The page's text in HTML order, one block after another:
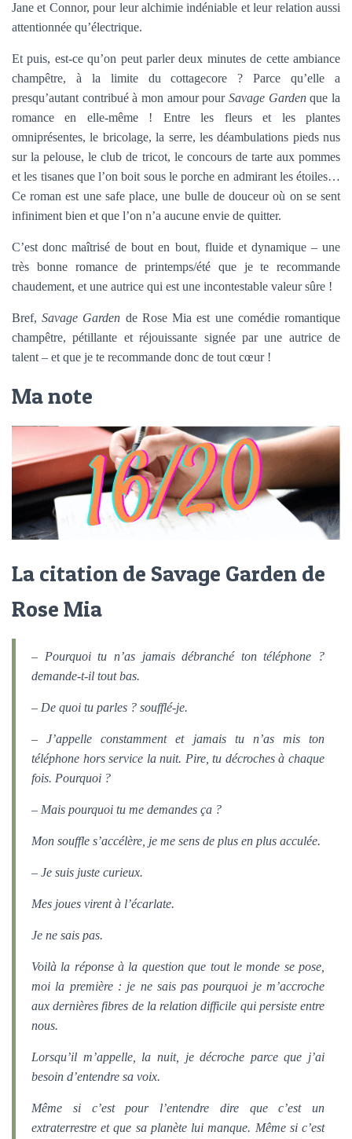
Jane et Connor, pour leur alchimie indéniable et leur relation aussi
attentionnée qu’électrique.
Et puis, est-ce qu’on peut parler deux minutes de cette ambiance
champêtre, à la limite du cottagecore ? Parce qu’elle a
presqu’autant contribué à mon amour pour Savage Gardenque la
romance en elle-même ! Entre les fleurs et les plantes
omniprésentes, le bricolage, la serre, les déambulations pieds nus
sur la pelouse, le club de tricot, le concours de tarte aux pommes
et les tisanes que l’on boit sous le porche en admirant les étoiles…
Ce roman est une safe place, une bulle de douceur où on se sent
infiniment bien et que l’on n’a aucune envie de quitter.
C’est donc maîtrisé de bout en bout, fluide et dynamique – une
très bonne romance de printemps/été que je te recommande
chaudement, et une autrice qui est une incontestable valeur sûre !
Bref,Savage Garden de Rose Mia est une comédie romantique
champêtre, pétillante et réjouissante signée par une autrice de
talent – et que je te recommande donc de tout cœur !
Ma note
La citation de Savage Garden de
Rose Mia
– Pourquoi tu n’as jamais débranché ton téléphone ?
demande-t-il tout bas.
– De quoi tu parles ? soufflé-je.
– J’appelle constamment et jamais tu n’as mis ton
téléphone hors service la nuit. Pire, tu décroches à chaque
fois. Pourquoi ?
– Mais pourquoi tu me demandes ça ?
Mon souffle s’accélère, je me sens de plus en plus acculée.
– Je suis juste curieux.
Mes joues virent à l’écarlate.
Je ne sais pas.
Voilà la réponse à la question que tout le monde se pose,
moi la première : je ne sais pas pourquoi je m’accroche
aux dernières fibres de la relation difficile qui persiste entre
nous.
Lorsqu’il m’appelle, la nuit, je décroche parce que j’ai
besoin d’entendre sa voix.
Même si c’est pour l’entendre dire que c’est un
extraterrestre et que sa planète lui manque. Même si c’est